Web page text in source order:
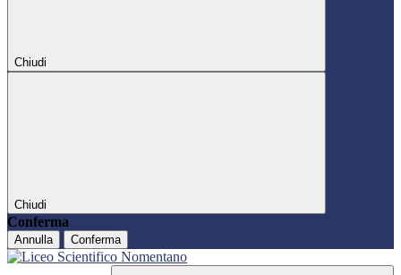
Chiudi
Chiudi
Conferma
Annulla Conferma